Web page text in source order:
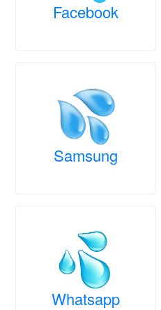
Facebook
Samsung
Whatsapp